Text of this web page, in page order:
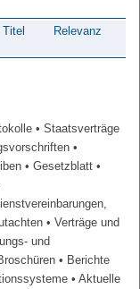
Titel Relevanz
• Staatsverträge
•
• Gesetzblatt •
• Verträge und
und
• Berichte
• Aktuelle